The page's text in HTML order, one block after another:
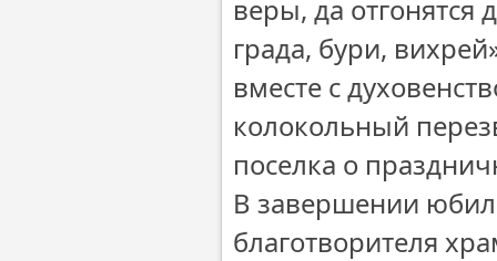
веры, да отгонятся
града, бури,
вместе с
колокольный
поселка о
В завершении
благотворителя